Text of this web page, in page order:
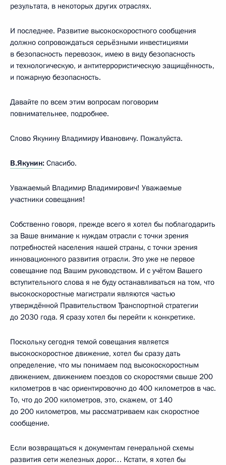
результата, в некоторых других отраслях.
И последнее. Развитие высокоскоростного сообщения
должно сопровождаться серьёзными инвестициями
в безопасность перевозок, имею в виду безопасность
и технологическую, и антитеррористическую защищённость,
и пожарную безопасность.
Давайте по всем этим вопросам поговорим
повнимательнее, подробнее.
Слово Якунину Владимиру Ивановичу. Пожалуйста.
В.Якунин: Спасибо.
Уважаемый Владимир Владимирович! Уважаемые
участники совещания!
Собственно говоря, прежде всего я хотел бы поблагодарить
за Ваше внимание к нуждам отрасли с точки зрения
потребностей населения нашей страны, с точки зрения
инновационного развития отрасли. Это уже не первое
совещание под Вашим руководством. И с учётом Вашего
вступительного слова я не буду останавливаться на том, что
высокоскоростные магистрали являются частью
утверждённой Правительством Транспортной стратегии
до 2030 года. Я сразу хотел бы перейти к конкретике.
Поскольку сегодня темой совещания является
высокоскоростное движение, хотел бы сразу дать
определение, что мы понимаем под высокоскоростным
движением, движением поездов со скоростями свыше 200
километров в час ориентировочно до 400 километров в час.
То, что до 200 километров, это, скажем, от 140
до 200 километров, мы рассматриваем как скоростное
сообщение.
Если возвращаться к документам генеральной схемы
развития сети железных дорог… Кстати, я хотел бы